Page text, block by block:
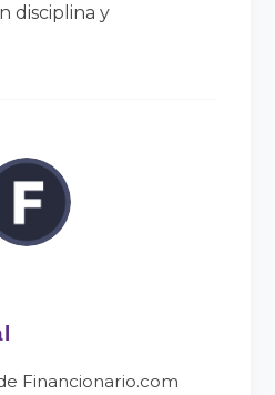
disciplina y
Financionario.com